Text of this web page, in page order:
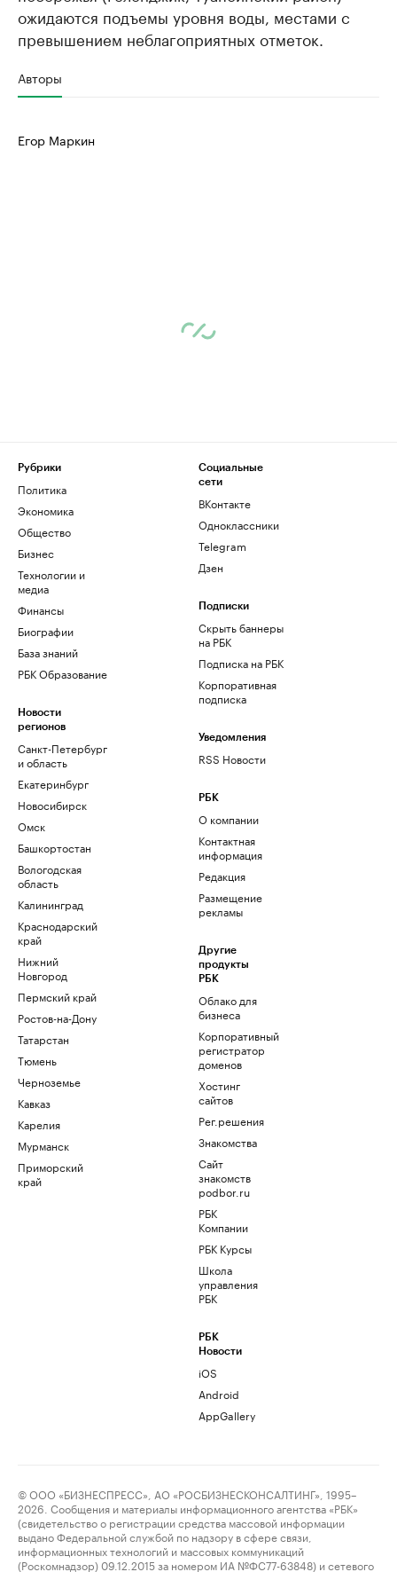
ожидаются подъемы уровня воды, местами с
превышением неблагоприятных отметок.
Авторы
Егор Маркин
Рубрики
Политика
Экономика
Общество
Бизнес
Технологии и
медиа
Финансы
Биографии
База знаний
РБК Образование
Новости
регионов
Санкт-Петербург
и область
Екатеринбург
Новосибирск
Омск
Башкортостан
Вологодская
область
Калининград
Краснодарский
край
Нижний
Новгород
Пермский край
Ростов-на-Дону
Татарстан
Тюмень
Черноземье
Кавказ
Карелия
Мурманск
Приморский
край
Социальные
сети
ВКонтакте
Одноклассники
Telegram
Дзен
Подписки
Скрыть баннеры
на РБК
Подписка на РБК
Корпоративная
подписка
Уведомления
RSS Новости
РБК
О компании
Контактная
информация
Редакция
Размещение
рекламы
Другие
продукты
РБК
Облако для
бизнеса
Корпоративный
регистратор
доменов
Хостинг
сайтов
Рег.решения
Знакомства
Сайт
знакомств
podbor.ru
РБК
Компании
РБК Курсы
Школа
управления
РБК
РБК
Новости
iOS
Android
AppGallery
© ООО «БИЗНЕСПРЕСС», АО «РОСБИЗНЕСКОНСАЛТИНГ», 1995–
2026. Сообщения и материалы информационного агентства «РБК»
(свидетельство о регистрации средства массовой информации
выдано Федеральной службой по надзору в сфере связи,
информационных технологий и массовых коммуникаций
(Роскомнадзор) 09.12.2015 за номером ИА №ФС77-63848) и сетевого